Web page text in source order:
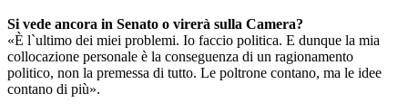
Si vede ancora in Senato o virerà sulla Camera?
«È l`ultimo dei miei problemi. Io faccio politica. E dunque la mia
collocazione personale è la conseguenza di un ragionamento
politico, non la premessa di tutto. Le poltrone contano, ma le idee
contano di più».